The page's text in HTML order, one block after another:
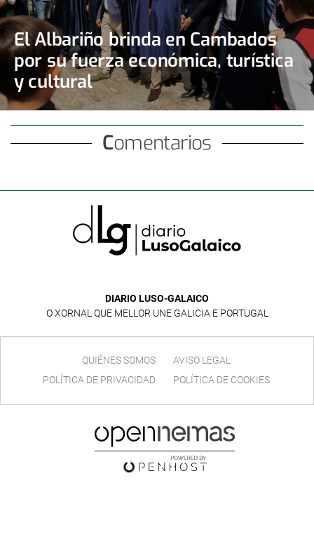
El Albariño brinda en Cambados
por su fuerza económica, turística
y cultural
Comentarios
DIARIO LUSO-GALAICO
O XORNAL QUE MELLOR UNE GALICIA E PORTUGAL
QUIÉNES SOMOS
AVISO LEGAL
POLÍTICA DE PRIVACIDAD
POLÍTICA DE COOKIES